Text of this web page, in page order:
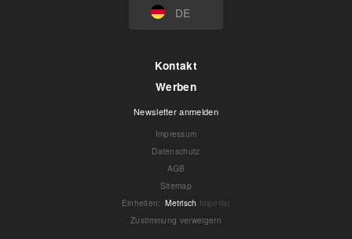
DE
Kontakt
Werben
Newsletter anmelden
Impressum
Datenschutz
AGB
Sitemap
Einheiten: Metrisch Imperial
Zustimmung verweigern